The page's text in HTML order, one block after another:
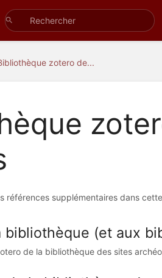
zotero de...
références supplémentaires dans
bibliothèque (et aux
de la bibliothèque des sites